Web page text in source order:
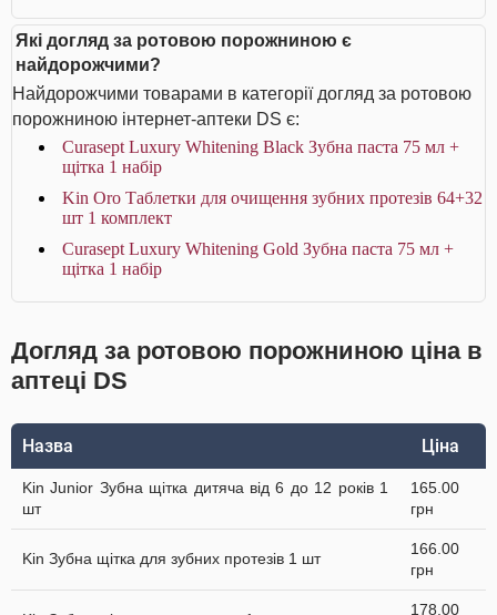
Які догляд за ротовою порожниною є
найдорожчими?
Найдорожчими товарами в категорії догляд за ротовою
порожниною інтернет-аптеки DS є:
Curasept Luxury Whitening Black Зубна паста 75 мл +
щітка 1 набір
Kin Oro Таблетки для очищення зубних протезів 64+32
шт 1 комплект
Curasept Luxury Whitening Gold Зубна паста 75 мл +
щітка 1 набір
Догляд за ротовою порожниною ціна в
аптеці DS
Назва Ціна
Kin Junior Зубна щітка дитяча від 6 до 12 років 1
шт
165.00
грн
Kin Зубна щітка для зубних протезів 1 шт
166.00
грн
178.00